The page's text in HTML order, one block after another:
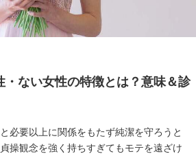
・ない女性の特徴とは？意味＆診
必要以上に関係をもたず純潔を守ろうと
操観念を強く持ちすぎてもモテを遠ざけ